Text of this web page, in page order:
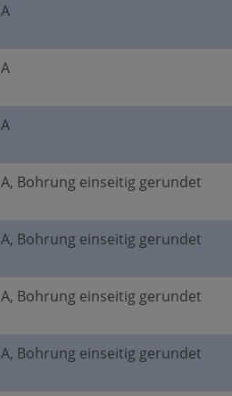
A
A
A
A, Bohrung einseitig gerundet
A, Bohrung einseitig gerundet
A, Bohrung einseitig gerundet
A, Bohrung einseitig gerundet